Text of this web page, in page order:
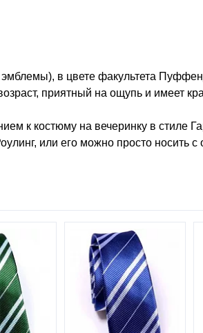
эмблемы), в цвете факультета
приятный на ощупь и имеет
к костюму на вечеринку в стиле
или его можно просто носить с